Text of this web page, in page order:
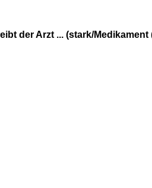
der Arzt ... (stark/Medikament